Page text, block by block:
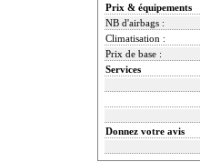
Prix & équipements
NB d'airbags :
Climatisation :
Prix de base :
Services
Donnez votre avis